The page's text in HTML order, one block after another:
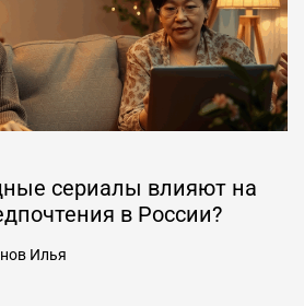
сериалы влияют на
в России?
Илья